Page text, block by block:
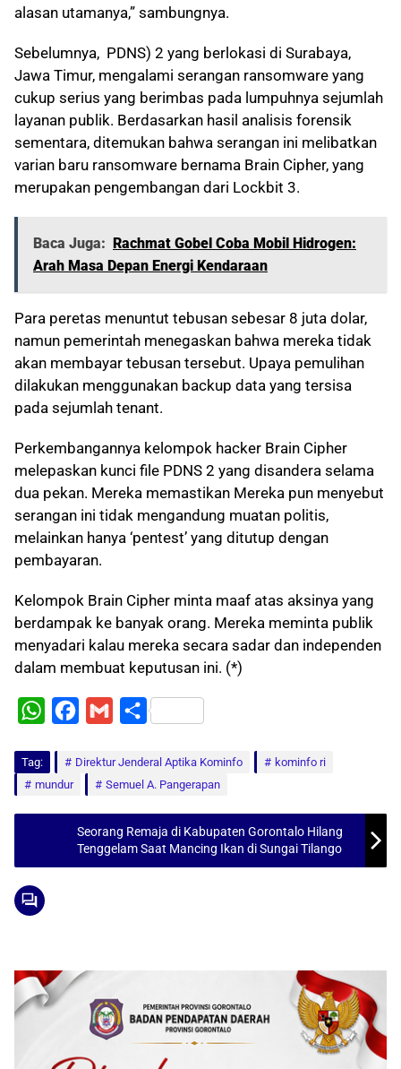
alasan utamanya,” sambungnya.
Sebelumnya, PDNS) 2 yang berlokasi di Surabaya,
Jawa Timur, mengalami serangan ransomware yang
cukup serius yang berimbas pada lumpuhnya sejumlah
layanan publik. Berdasarkan hasil analisis forensik
sementara, ditemukan bahwa serangan ini melibatkan
varian baru ransomware bernama Brain Cipher, yang
merupakan pengembangan dari Lockbit 3.
Baca Juga: Rachmat Gobel Coba Mobil Hidrogen:
Arah Masa Depan Energi Kendaraan
Para peretas menuntut tebusan sebesar 8 juta dolar,
namun pemerintah menegaskan bahwa mereka tidak
akan membayar tebusan tersebut. Upaya pemulihan
dilakukan menggunakan backup data yang tersisa
pada sejumlah tenant.
Perkembangannya kelompok hacker Brain Cipher
melepaskan kunci file PDNS 2 yang disandera selama
dua pekan. Mereka memastikan Mereka pun menyebut
serangan ini tidak mengandung muatan politis,
melainkan hanya ‘pentest’ yang ditutup dengan
pembayaran.
Kelompok Brain Cipher minta maaf atas aksinya yang
berdampak ke banyak orang. Mereka meminta publik
menyadari kalau mereka secara sadar dan independen
dalam membuat keputusan ini. (*)
W
t
s
p
c
e
b
o
o
a
i
l
S
a
r
e
Tag: Direktur Jenderal Aptika Kominfo
kominfo ri
mundur
Semuel A. Pangerapan
Seorang Remaja di Kabupaten Gorontalo Hilang
Tenggelam Saat Mancing Ikan di Sungai Tilango